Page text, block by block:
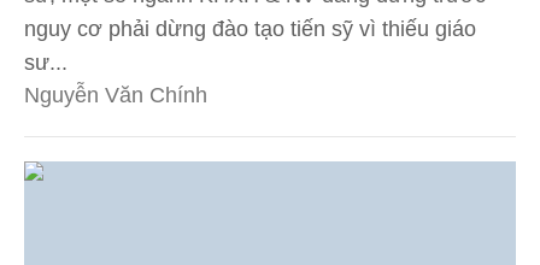
nguy cơ phải dừng đào tạo tiến sỹ vì thiếu giáo
sư...
Nguyễn Văn Chính